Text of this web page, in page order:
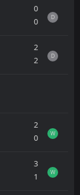
0
0
D
2
2
D
2
0
W
3
1
W